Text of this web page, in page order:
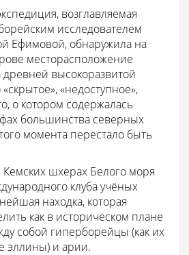
возглавляемая
исследователем
Ефимовой, обнаружила на
месторасположение
древней высокоразвитой
«недоступное»,
о котором содержалась
большинства северных
момента перестало быть
Кемских шхерах Белого моря
клуба учёных
находка, которая
как в историческом плане
собой гиперборейцы (как их
эллины) и арии.